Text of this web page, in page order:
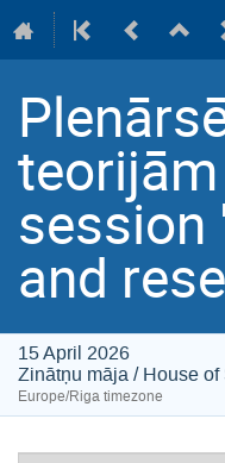
session
and
15 April 2026
Zinātņu māja / House
Europe/Riga timezone